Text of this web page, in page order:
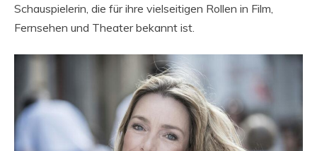
Schauspielerin, die für ihre vielseitigen Rollen in Film,
Fernsehen und Theater bekannt ist.